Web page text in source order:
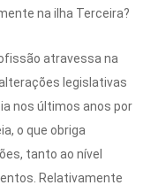
na ilha Terceira?
atravessa na
legislativas
nos últimos anos por
o que obriga
tanto ao nível
Relativamente